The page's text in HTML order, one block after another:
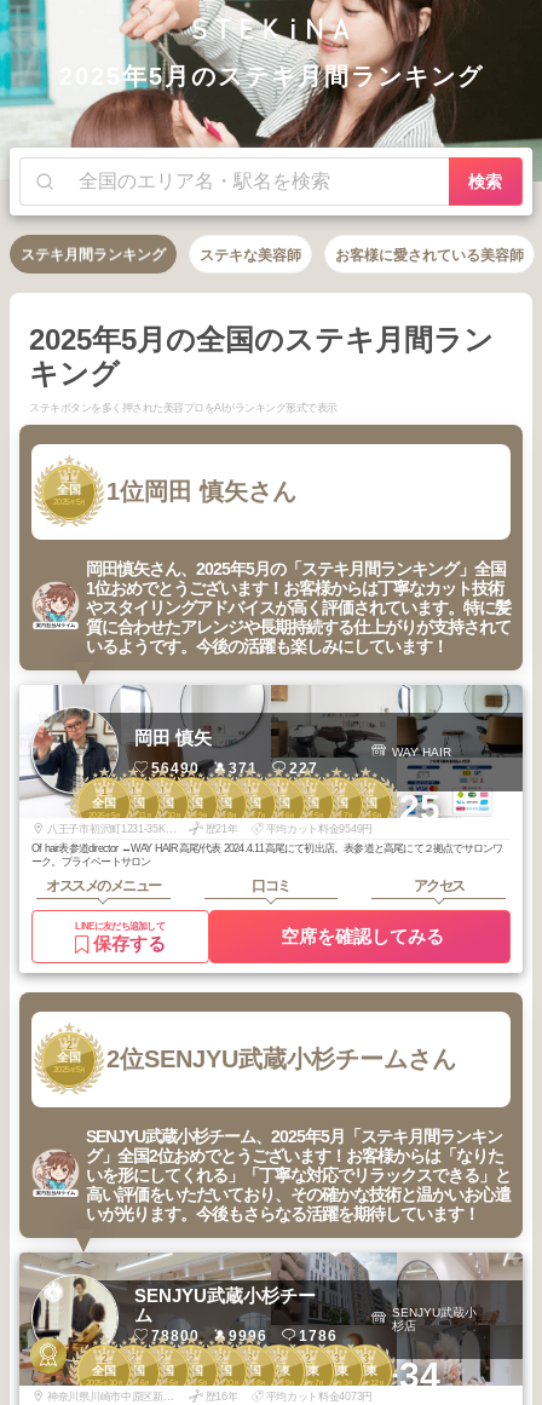
2025年5月のステキ月間ランキング
検索
ステキ月間ランキング ステキな美容師 お客様に愛されている美容師
2025年5月の全国のステキ月間ラン
キング
ステキボタンを多く押された美容プロをAIがランキング形式で表示
1
全国
2025年 5月 1位 岡田 慎矢さん
岡田慎矢さん、2025年5月の「ステキ月間ランキング」全国
1位おめでとうございます！お客様からは丁寧なカット技術
やスタイリングアドバイスが高く評価されています。特に髪
質に合わせたアレンジや長期持続する仕上がりが支持されて
いるようです。今後の活躍も楽しみにしています！
1
全国
2026年 5月
1
全国
2025年11 月
1
全国
2025年10月
1
全国
2025年 9月
1
全国
2025年 8月
1
全国
2025年 7月
1
全国
2025年 6月
1
全国
2025年 5月
2
全国
2026年 7月
2
全国
2026年 6月+25
岡田 慎矢
56490 371 227
WAY HAIR
八王子市初沢町1231-35KO52 TAKAO 501 歴21年
平均カット料金9549円
Of hair表参道director ↔︎WAY HAIR高尾/代表 2024.4.11高尾にて初出店。表参道と高尾にて２拠点でサロンワ
ーク。プライベートサロン
オススメのメニュー 口コミ アクセス
LINEに友だち追加して
保存する 空席を確認してみる
2
全国
2025年 5月 2位SENJYU武蔵小杉チームさん
SENJYU武蔵小杉チーム、2025年5月「ステキ月間ランキン
グ」全国2位おめでとうございます！お客様からは「なりた
いを形にしてくれる」「丁寧な対応でリラックスできる」と
高い評価をいただいており、その確かな技術と温かいお心遣
いが光ります。今後もさらなる活躍を期待しています！
2
全国
2025年 10月
2
全国
2025年 6月
2
全国
2025年 6月
2
全国
2025年 5月
3
全国
2025年10月
3
全国
2025年 8月
2
関東
2025年 9月
2
関東
2025年 7月
3
関東
2026年 3月
3
関東
2025年 12月
+34
SENJYU武蔵小杉チー
ム
78800 9996 1786
SENJYU武蔵小
杉店
神奈川県川崎市中原区新丸子東２丁目９２４ 大谷ビル 2F 歴16年
平均カット料金4073円